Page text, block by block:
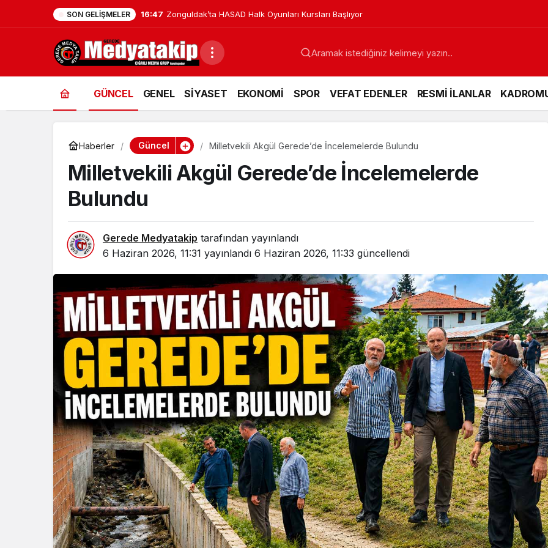
SON GELIŞMELER 16:47 Zonguldak’ta HASAD Halk Oyunları Kursları Başlıyor
GÜNCEL GENEL SİYASET EKONOMİ SPOR VEFAT EDENLER RESMİ İLANLAR
Haberler Güncel Milletvekili Akgül Gerede’de İncelemelerde Bulundu
Milletvekili Akgül Gerede’de İncelemelerde
Bulundu
Gerede Medyatakip tarafından yayınlandı
6 Haziran 2026, 11:31 yayınlandı 6 Haziran 2026, 11:33 güncellendi
Gerede’nin İlçe Sağlık
Müdürü Değişti: Yeni
Müdür Göreve Başladı
Genel
Zonguldak’ta HASAD
Halk Oyunları Kursları
Başlıyor
Genel
Zonguldak’ta Halk
Oyunları Ekibi
Makedonya ve
Sırbistan’a Uğurlandı